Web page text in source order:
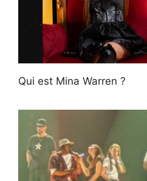
Qui est Mina Warren ?